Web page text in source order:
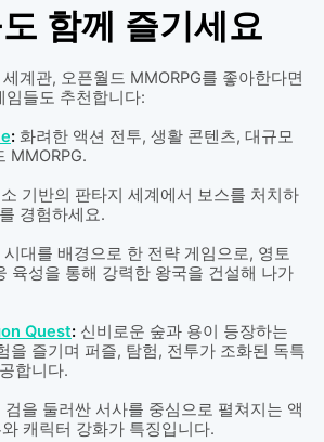
함께 즐기세요
계관, 오픈월드 MMORPG를 좋아한다면
들도 추천합니다:
: 화려한 액션 전투, 생활 콘텐츠, 대규모
MMORPG.
기반의 판타지 세계에서 보스를 처치하
경험하세요.
시대를 배경으로 한 전략 게임으로, 영토
육성을 통해 강력한 왕국을 건설해 나가
Quest: 신비로운 숲과 용이 등장하는
을 즐기며 퍼즐, 탐험, 전투가 조화된 독특
합니다.
검을 둘러싼 서사를 중심으로 펼쳐지는 액
캐릭터 강화가 특징입니다.